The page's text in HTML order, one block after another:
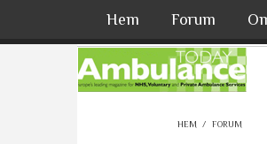
Hem Forum
HEM / FORUM